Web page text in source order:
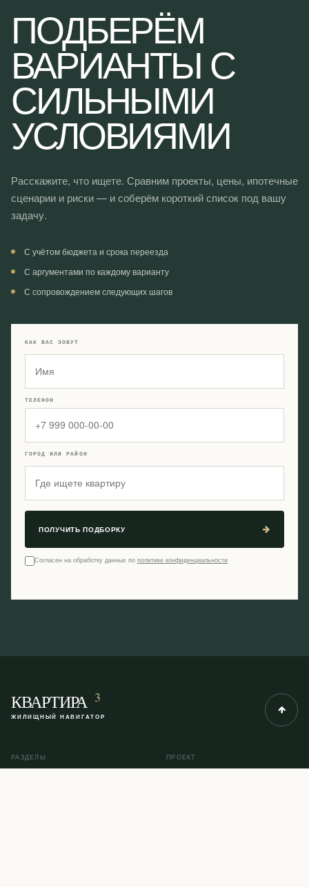
ПОДБЕРЁМ
ВАРИАНТЫ С
СИЛЬНЫМИ
УСЛОВИЯМИ
Расскажите, что ищете. Сравним проекты, цены, ипотечные
сценарии и риски — и соберём короткий список под вашу
задачу.
С учётом бюджета и срока переезда
С аргументами по каждому варианту
С сопровождением следующих шагов
КАК ВАС ЗОВУТ
ТЕЛЕФОН
ГОРОД ИЛИ РАЙОН
ПОЛУЧИТЬ ПОДБОРКУ
Согласен на обработку данных по политике конфиденциальности
КВАРТИРА 3
ЖИЛИЩНЫЙ НАВИГАТОР
РАЗДЕЛЫ ПРОЕКТ